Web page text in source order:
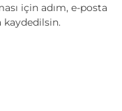
için adım, e-posta
kaydedilsin.